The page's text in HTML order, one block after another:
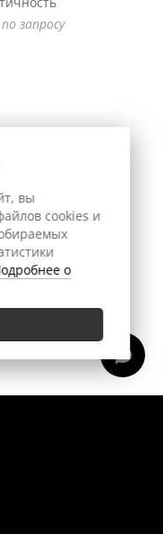
запросу
вы
cookies и
о